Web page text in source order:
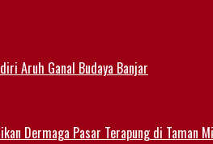
Aruh Ganal Budaya Banjar
Dermaga Pasar Terapung di Taman